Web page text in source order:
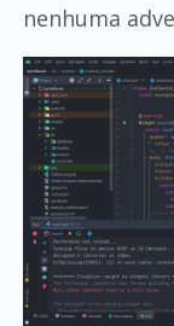
nenhuma